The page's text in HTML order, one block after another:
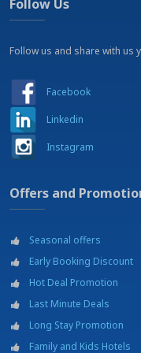
Eine Flasche Wasser ist bei
Garten
Kostenloser Internetzugang
Kostenloses Wasserkocher
Kostenloses Wi-Fi
LCD TV
Minibar
IN DER NÄHE:
Autovermietung
Beauty Shop
Bus Terminal
Conference Center
Disco
Follow Us
Follow us and share with us
Facebook
Linkedin
Instagram
Offers and
Seasonal offers
Early Booking Discount
Hot Deal Promotion
Last Minute Deals
Long Stay Promotion
Family and Kids Hotels